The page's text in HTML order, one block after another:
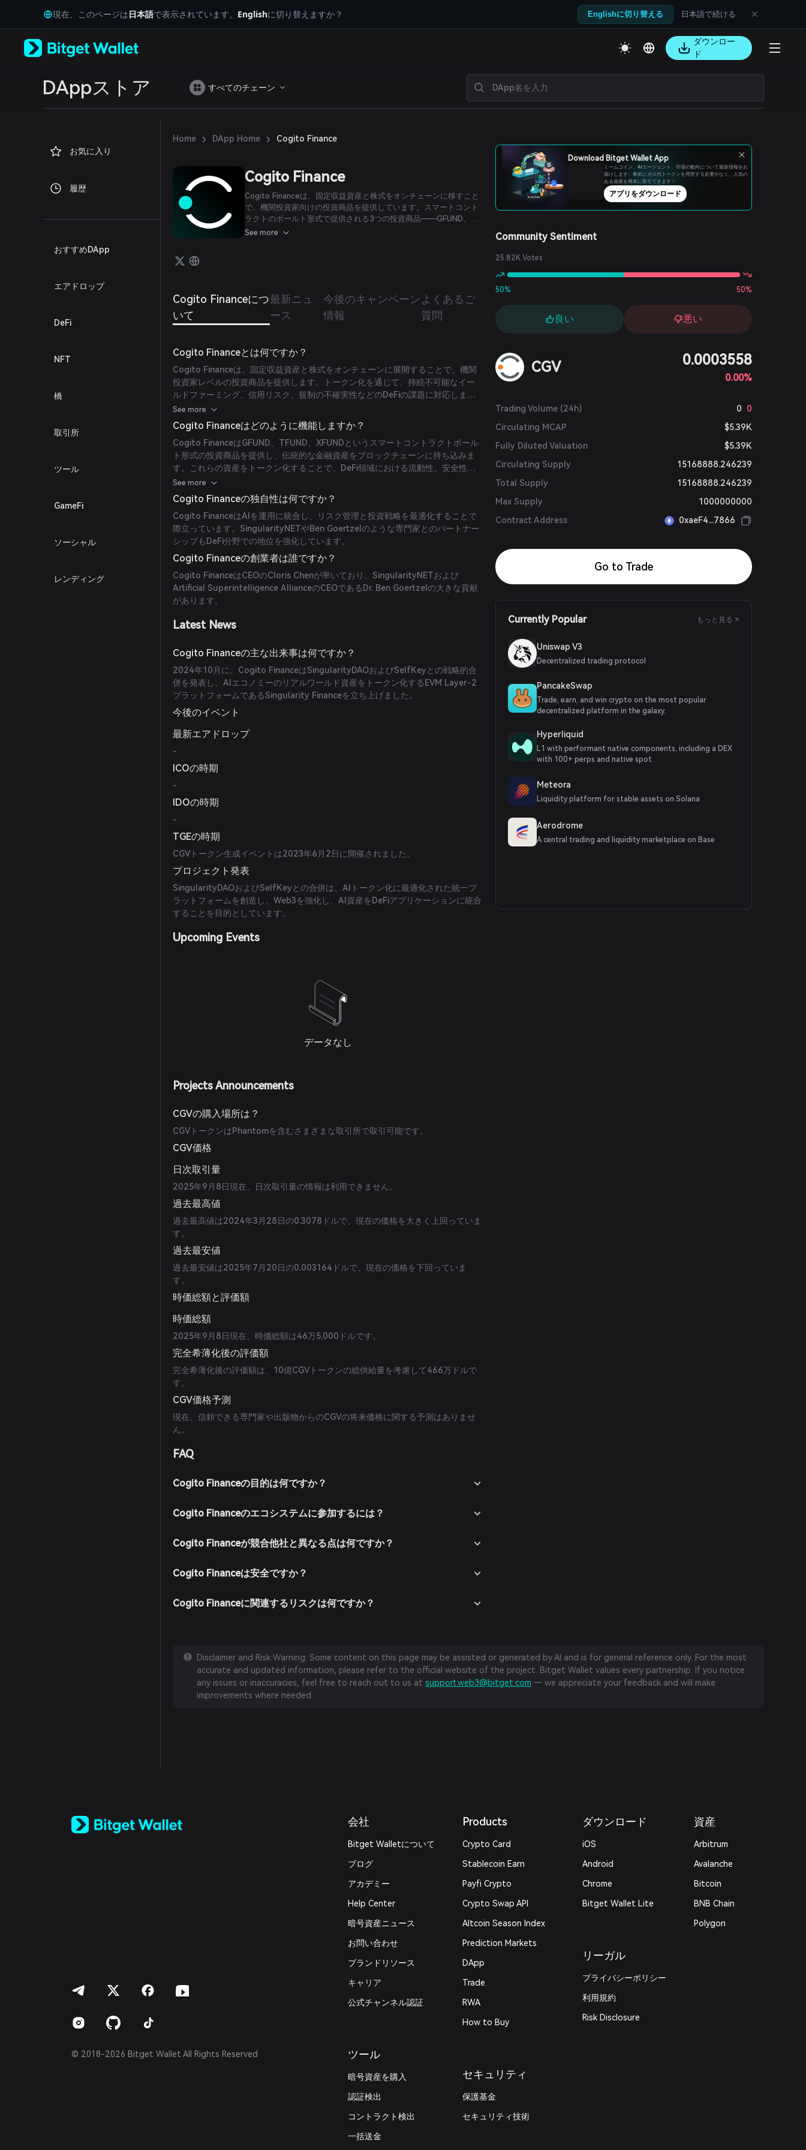
Tiếng Việt
Русский
Español (Latinoamérica)
Português (Portugal)
Bahasa Indonesia
Español (Argentina)
現在、このページは日本語で表示されています。 Englishに切り替えますか？ Englishに切り替える 日本語で続ける
ダウンロー
ド
DAppストア すべてのチェーン
お気に入り
履歴
おすすめDApp
エアドロップ
DeFi
NFT
橋
取引所
ツール
GameFi
ソーシャル
レンディング
Home › DApp Home › Cogito Finance
Cogito Finance
Cogito Financeは、固定収益資産と株式をオンチェーンに移すこと
で、機関投資家向けの投資商品を提供しています。スマートコント
ラクトのボールト形式で提供される3つの投資商品――GFUND、
TFUND、XFUND――を通じて、このプロトコルは伝統的な金融資
See more
Cogito Financeにつ
いて
最新ニュ
ース
今後のキャンペーン
情報
よくあるご
質問
Cogito Financeとは何ですか？
Cogito Financeは、固定収益資産と株式をオンチェーンに展開することで、機関
投資家レベルの投資商品を提供します。トークン化を通じて、持続不可能なイー
ルドファーミング、信用リスク、規制の不確実性などのDeFiの課題に対応しま
す。SingularityNETエコシステムパートナーとして、ポートフォリオ管理を含む
プロセスに人工知能を活用しています。
See more
Cogito Financeはどのように機能しますか？
Cogito FinanceはGFUND、TFUND、XFUNDというスマートコントラクトボール
ト形式の投資商品を提供し、伝統的な金融資産をブロックチェーンに持ち込みま
す。これらの資産をトークン化することで、DeFi領域における流動性、安全性、
透明性を向上させます。
See more
Cogito Financeの独自性は何ですか？
Cogito FinanceはAIを運用に統合し、リスク管理と投資戦略を最適化することで
際立っています。SingularityNETやBen Goertzelのような専門家とのパートナー
シップもDeFi分野での地位を強化しています。
Cogito Financeの創業者は誰ですか？
Cogito FinanceはCEOのCloris Chenが率いており、SingularityNETおよび
Artificial Superintelligence AllianceのCEOであるDr. Ben Goertzelの大きな貢献
があります。
Latest News
Cogito Financeの主な出来事は何ですか？
2024年10月に、Cogito FinanceはSingularityDAOおよびSelfKeyとの戦略的合
併を発表し、AIエコノミーのリアルワールド資産をトークン化するEVM Layer-2
プラットフォームであるSingularity Financeを立ち上げました。
今後のイベント
最新エアドロップ
-
ICOの時期
-
IDOの時期
-
TGEの時期
CGVトークン生成イベントは2023年6月2日に開催されました。
プロジェクト発表
SingularityDAOおよびSelfKeyとの合併は、AIトークン化に最適化された統一プ
ラットフォームを創造し、Web3を強化し、AI資産をDeFiアプリケーションに統合
することを目的としています。
Upcoming Events
データなし
Projects Announcements
CGVの購入場所は？
CGVトークンはPhantomを含むさまざまな取引所で取引可能です。
CGV価格
日次取引量
2025年9月8日現在、日次取引量の情報は利用できません。
過去最高値
過去最高値は2024年3月28日の0.3078ドルで、現在の価格を大きく上回っていま
す。
過去最安値
過去最安値は2025年7月20日の0.003164ドルで、現在の価格を下回っていま
す。
時価総額と評価額
時価総額
2025年9月8日現在、時価総額は46万5,000ドルです。
完全希薄化後の評価額
完全希薄化後の評価額は、10億CGVトークンの総供給量を考慮して466万ドルで
す。
CGV価格予測
現在、信頼できる専門家や出版物からのCGVの将来価格に関する予測はありませ
ん。
FAQ
Cogito Financeの目的は何ですか？
Cogito Financeのエコシステムに参加するには？
Cogito Financeが競合他社と異なる点は何ですか？
Cogito Financeは安全ですか？
Cogito Financeに関連するリスクは何ですか？
Download Bitget Wallet App
ミームコイン、AIエージェント、市場の動向について最新情報をお
届けします。事前にガス代トークンを用意する必要がなく、人気の
ある資産を簡単に取引できます！
アプリをダウンロード
Community Sentiment
25.82K Votes
50% 50%
良い 悪い
CGV 0.0003558
0.00%
Trading Volume (24h) 0
0
Circulating MCAP
$5.39K
Fully Diluted Valuation
$5.39K
Circulating Supply
15168888.246239
Total Supply
15168888.246239
Max Supply
1000000000
Contract Address
0xaeF4...7866
Go to Trade
Currently Popular もっと見る >
Uniswap V3
Decentralized trading protocol
PancakeSwap
Trade, earn, and win crypto on the most popular
decentralized platform in the galaxy.
Hyperliquid
L1 with performant native components, including a DEX
with 100+ perps and native spot.
Meteora
Liquidity platform for stable assets on Solana
Aerodrome
A central trading and liquidity marketplace on Base
Disclaimer and Risk Warning: Some content on this page may be assisted or generated by AI and is for general reference only. For the most
accurate and updated information, please refer to the official website of the project. Bitget Wallet values every partnership. If you notice
any issues or inaccuracies, feel free to reach out to us atsupport.web3@bitget.com — we appreciate your feedback and will make
improvements where needed.
Español (Latinoamérica)
© 2018-2026 Bitget Wallet All Rights Reserved
会社
Bitget Walletについて
ブログ
アカデミー
Help Center
暗号資産ニュース
お問い合わせ
ブランドリソース
キャリア
公式チャンネル認証
ツール
暗号資産を購入
認証検出
コントラクト検出
一括送金
Products
Crypto Card
Stablecoin Earn
Payfi Crypto
Crypto Swap API
Altcoin Season Index
Prediction Markets
DApp
Trade
RWA
How to Buy
セキュリティ
保護基金
セキュリティ技術
ダウンロード
iOS
Android
Chrome
Bitget Wallet Lite
リーガル
プライバシーポリシー
利用規約
Risk Disclosure
資産
Arbitrum
Avalanche
Bitcoin
BNB Chain
Polygon